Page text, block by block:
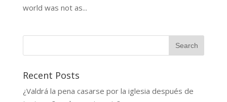
world was not as...
Recent Posts
¿Valdrá la pena casarse por la iglesia después de